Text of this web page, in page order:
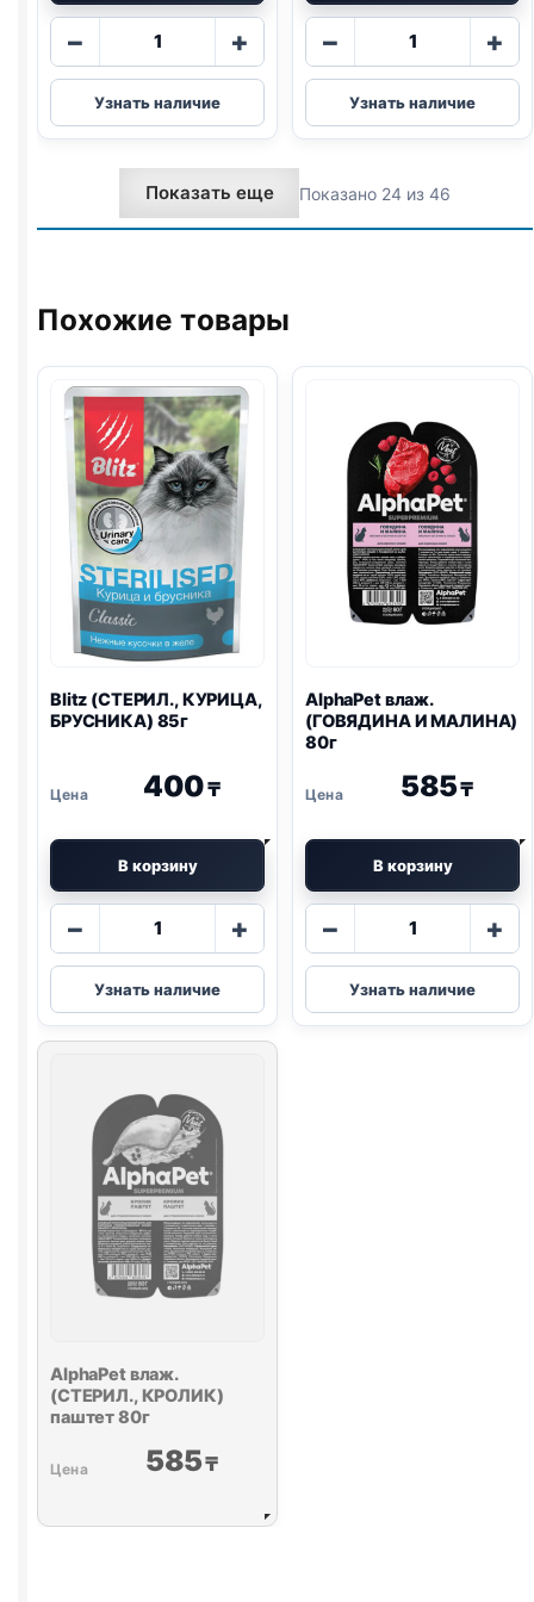
−
Количество
Whiskas
Мясная
коллекция
(КРОЛИК)
в
желе
+
Узнать наличие
−
Количество
Whiskas
(ТЕЛЯТИНА)
в
75г
+
Узнать наличие
Показать еще Показано 24 из 46
Похожие товары
Blitz (СТЕРИЛ., КУРИЦА,
БРУСНИКА) 85г
400₸
В корзину
−
Количество
Blitz
(СТЕРИЛ.,
КУРИЦА,
+
Узнать наличие
AlphaPet влаж.
(ГОВЯДИНА И МАЛИНА)
80г
585₸
В корзину
−
Количество
AlphaPet
влаж.
(ГОВЯДИНА
+
Узнать наличие
AlphaPet влаж.
(СТЕРИЛ., КРОЛИК)
паштет 80г
585₸